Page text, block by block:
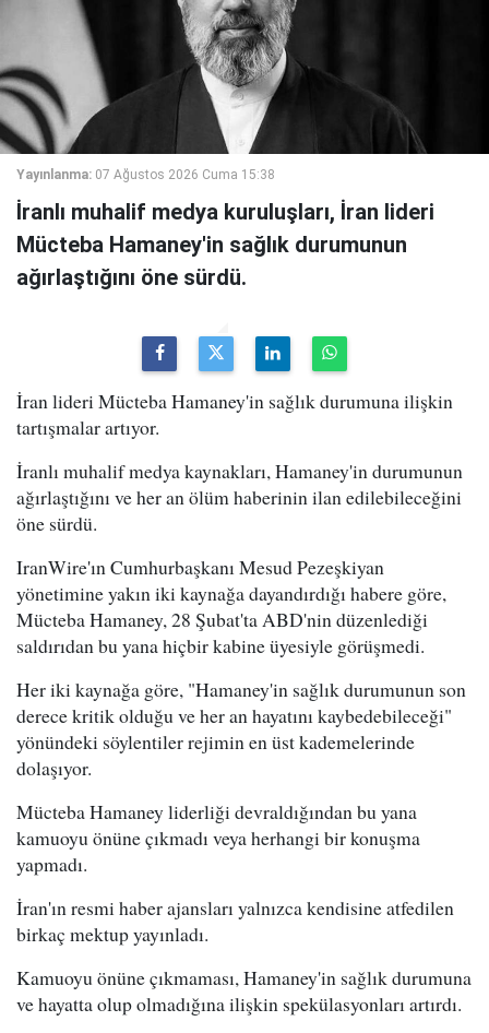
Yayınlanma: 07 Ağustos 2026 Cuma 15:38
İranlı muhalif medya kuruluşları, İran lideri
Mücteba Hamaney'in sağlık durumunun
ağırlaştığını öne sürdü.
İran lideri Mücteba Hamaney'in sağlık durumuna ilişkin
tartışmalar artıyor.
İranlı muhalif medya kaynakları, Hamaney'in durumunun
ağırlaştığını ve her an ölüm haberinin ilan edilebileceğini
öne sürdü.
IranWire'ın Cumhurbaşkanı Mesud Pezeşkiyan
yönetimine yakın iki kaynağa dayandırdığı habere göre,
Mücteba Hamaney, 28 Şubat'ta ABD'nin düzenlediği
saldırıdan bu yana hiçbir kabine üyesiyle görüşmedi.
Her iki kaynağa göre, "Hamaney'in sağlık durumunun son
derece kritik olduğu ve her an hayatını kaybedebileceği"
yönündeki söylentiler rejimin en üst kademelerinde
dolaşıyor.
Mücteba Hamaney liderliği devraldığından bu yana
kamuoyu önüne çıkmadı veya herhangi bir konuşma
yapmadı.
İran'ın resmi haber ajansları yalnızca kendisine atfedilen
birkaç mektup yayınladı.
Kamuoyu önüne çıkmaması, Hamaney'in sağlık durumuna
ve hayatta olup olmadığına ilişkin spekülasyonları artırdı.